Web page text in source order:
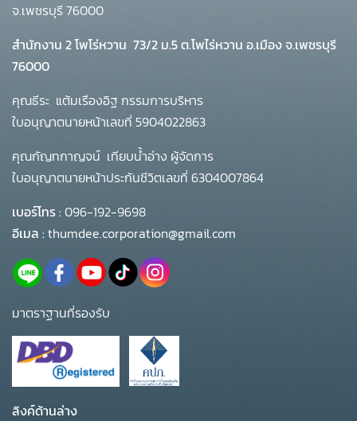
จ.เพชรบุรี 76000
สำนักงาน 2 โพโร่หวาน 73/2 ม.5 ต.โพไร่หวาน อ.เมือง จ.เพชรบุรี
76000
คุณธีระ แต้มเรืองอิฐ กรรมการบริหาร
ใบอนุญาตนายหน้าเลขที่ 5904022863
คุณกัญทกาญจน์ เทียบน้ำอ่าง ผู้จัดการ
ใบอนุญาตนายหน้าประกันชีวิตเลขที่ 6304007864
เบอร์โทร :096-192-9698
อีเมล :thumdee.corporation@gmail.com
มาตราฐานที่รองรับ
ลิงค์ด้านล่าง